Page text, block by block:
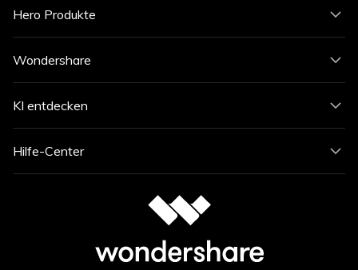
Hero Produkte
Wondershare
KI entdecken
Hilfe-Center